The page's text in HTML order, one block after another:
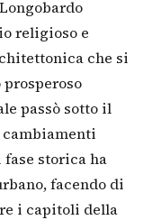
religioso e
che si
passò sotto il
storica ha
facendo di
i capitoli della